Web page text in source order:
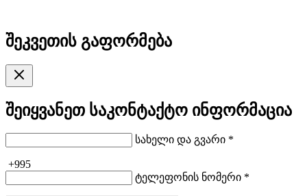
შეკვეთის გაფორმება
შეიყვანეთ საკონტაქტო ინფორმაცია
სახელი და გვარი *
+995
ტელეფონის ნომერი *